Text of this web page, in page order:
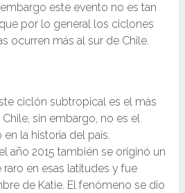
este evento no es tan
por lo general los ciclones
ocurren más al sur de Chile.
ciclón subtropical es el más
sin embargo, no es el
la historia del país.
año 2015 también se originó un
en esas latitudes y fue
de Katie. El fenómeno se dio